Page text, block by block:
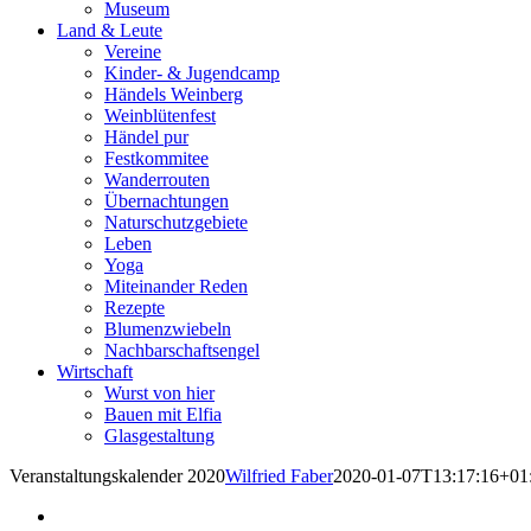
Museum
Land & Leute
Vereine
Kinder- & Jugendcamp
Händels Weinberg
Weinblütenfest
Händel pur
Festkommitee
Wanderrouten
Übernachtungen
Naturschutzgebiete
Leben
Yoga
Miteinander Reden
Rezepte
Blumenzwiebeln
Nachbarschaftsengel
Wirtschaft
Wurst von hier
Bauen mit Elfia
Glasgestaltung
Veranstaltungskalender 2020Wilfried Faber2020-01-